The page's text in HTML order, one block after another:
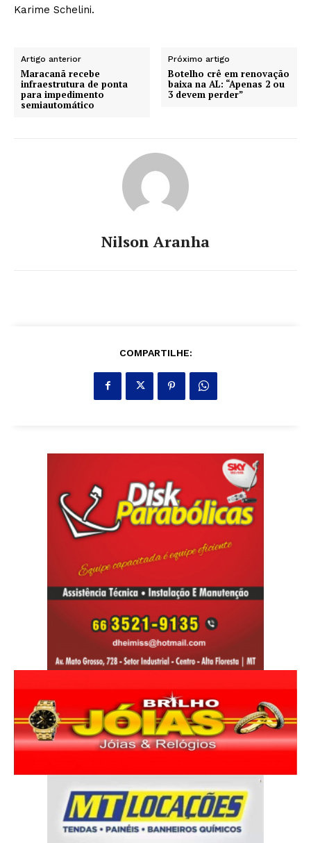
Karime Schelini.
Artigo anterior
Maracanã recebe
infraestrutura de ponta
para impedimento
semiautomático
Próximo artigo
Botelho crê em renovação
baixa na AL: “Apenas 2 ou
3 devem perder”
Nilson Aranha
COMPARTILHE: